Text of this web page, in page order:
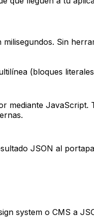
Sin
(bloques
mediante
JSON al
system o CMS a